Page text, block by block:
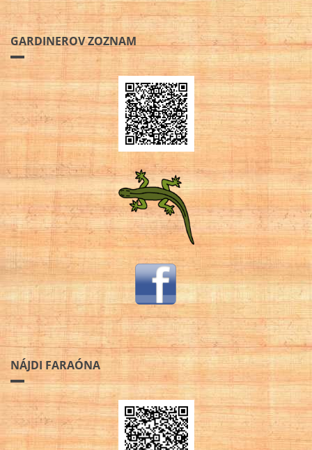
GARDINEROV ZOZNAM
NÁJDI FARAÓNA